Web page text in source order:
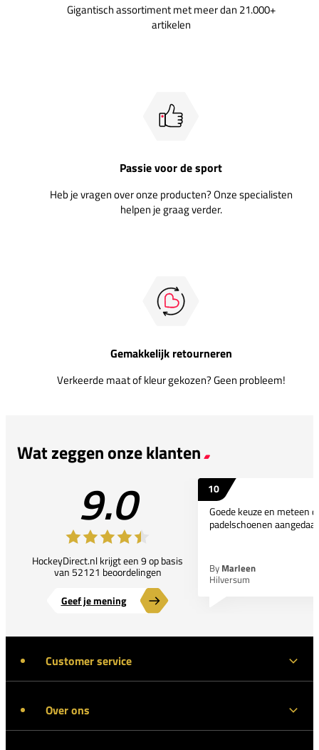
Gigantisch assortiment met meer dan 21.000+
artikelen
Passie voor de sport
Heb je vragen over onze producten? Onze specialisten
helpen je graag verder.
Gemakkelijk retourneren
Verkeerde maat of kleur gekozen? Geen probleem!
Wat zeggen onze klanten
9.0
HockeyDirect.nl krijgt een 9 op basis
van 52121 beoordelingen
Geef je mening
10
Goede keuze en meteen
padelschoenen
By Marleen
Hilversum
Customer service
Over ons